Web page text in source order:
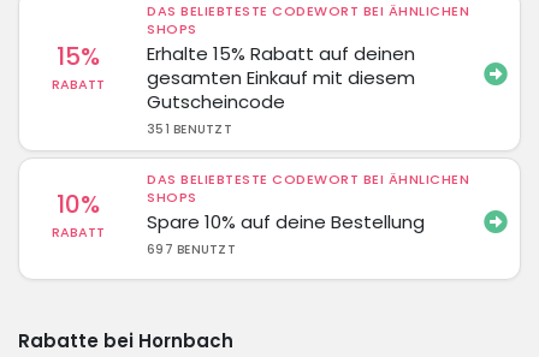
15%
RABATT
DAS BELIEBTESTE CODEWORT BEI ÄHNLICHEN
SHOPS
Erhalte 15% Rabatt auf deinen
gesamten Einkauf mit diesem
Gutscheincode
351 BENUTZT
10%
RABATT
DAS BELIEBTESTE CODEWORT BEI ÄHNLICHEN
SHOPS
Spare 10% auf deine Bestellung
697 BENUTZT
Rabatte bei Hornbach